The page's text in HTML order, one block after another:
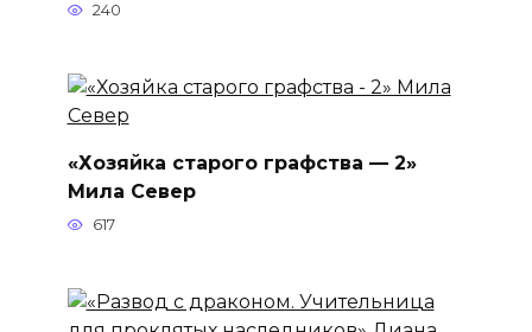
240
«Хозяйка старого графства — 2»
Мила Север
617